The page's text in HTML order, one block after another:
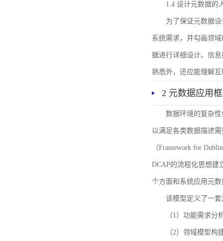
1.4 设计元数据的
为了保证元数据
系统需求，并勾画领
据进行详细设计。信
熟悉外，还应能理解
2 元数据应用
数据环境的复杂
以满足各类数据描述
（Framework for
DCAP的流程化思想建
个方面和系统应用元
该模型定义了一
（1）功能需求
（2）领域模型